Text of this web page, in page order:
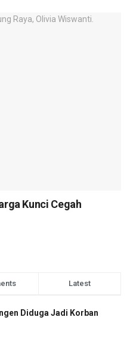
Kunci Cegah
Latest
Diduga Jadi Korban